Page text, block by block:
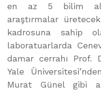
en az 5 bilim
araştırmalar
kadrosuna sahip
laboratuarlarda
damar cerrahı Prof.
Yale
Murat Günel gibi